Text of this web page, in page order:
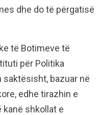
dhe do të përgatisë
të Botimeve të
për Politika
saktësisht, bazuar në
edhe tirazhin e
shkollat e